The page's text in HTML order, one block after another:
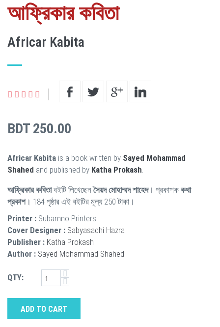
আফ্রিকার কবিতা
Africar Kabita
BDT 250.00
Africar Kabita is a book written by Sayed Mohammad
Shahed and published by Katha Prokash
আফ্রিকার কবিতাবইটি লিখেছেনসৈয়দ মোহাম্মদ শাহেদ। প্রকাশক কথা
প্রকাশ। 184 পৃষ্ঠার এই বইটির মূল্য 250 টাকা।
Printer : Subarnno Printers
Cover Designer : Sabyasachi Hazra
Publisher : Katha Prokash
Author : Sayed Mohammad Shahed
QTY:
ADD TO CART